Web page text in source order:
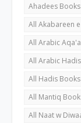
Ahadees Books
All Akabareen
All Arabic
All Arabic
All Hadis Books
All Mantiq
All Naat w